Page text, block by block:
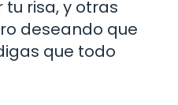
risa, y otras
deseando que
que todo